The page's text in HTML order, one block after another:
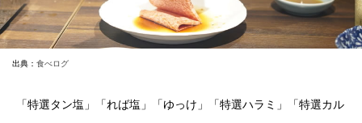
出典： 食べログ
「特選タン塩」「れば塩」「ゆっけ」「特選ハラミ」「特選カル